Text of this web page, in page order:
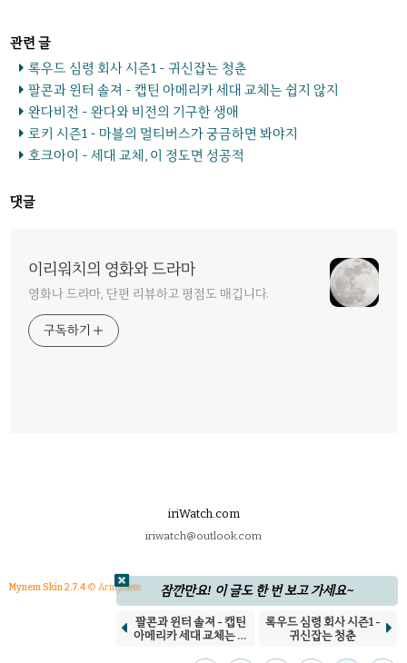
록우드 심령 회사 시즌1 - 귀신잡는 청춘
팔콘과 윈터 솔져 - 캡틴 아메리카 세대 교체는 쉽지 않지
완다비전 - 완다와 비전의 기구한 생애
로키 시즌1 - 마블의 멀티버스가 궁금하면 봐야지
호크아이 - 세대 교체, 이 정도면 성공적
댓글
이리워치의 영화와 드라마
영화나 드라마, 단편 리뷰하고 평점도 매깁니다.
구독하기
iriWatch.com
iriwatch@outlook.com
Mynem Skin 2.7.4© Armynem 잠깐만요! 이 글도 한 번 보고 가세요~
 팔콘과 윈터 솔져 - 캡틴
아메리카 세대 교체는 쉽
록우드 심령 회사 시즌1 -
귀신잡는 청춘
